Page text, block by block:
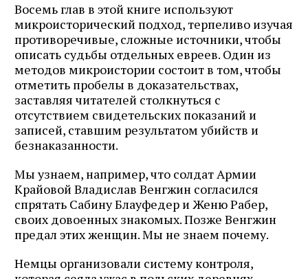
Восемь глав в этой книге используют
микроисторический подход, терпеливо изучая
противоречивые, сложные источники, чтобы
описать судьбы отдельных евреев. Один из
методов микроистории состоит в том, чтобы
отметить пробелы в доказательствах,
заставляя читателей столкнуться с
отсутствием свидетельских показаний и
записей, ставшим результатом убийств и
безнаказанности.
Мы узнаем, например, что солдат Армии
Крайовой Владислав Венгжин согласился
спрятать Сабину Блауфедер и Женю Рабер,
своих довоенных знакомых. Позже Венгжин
предал этих женщин. Мы не знаем почему.
Немцы организовали систему контроля,